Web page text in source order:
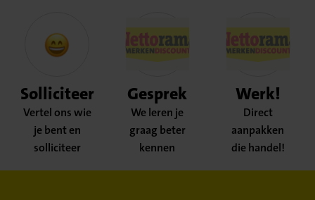
Solliciteer
Vertel ons wie
je bent en
solliciteer
Gesprek
We leren je
graag beter
kennen
Werk!
Direct
aanpakken
die handel!